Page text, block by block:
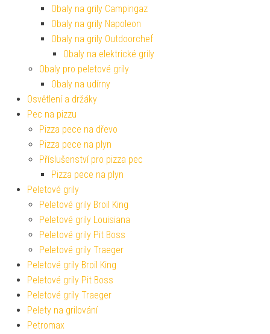
Obaly na grily Campingaz
Obaly na grily Napoleon
Obaly na grily Outdoorchef
Obaly na elektrické grily
Obaly pro peletové grily
Obaly na udírny
Osvětlení a držáky
Pec na pizzu
Pizza pece na dřevo
Pizza pece na plyn
Příslušenství pro pizza pec
Pizza pece na plyn
Peletové grily
Peletové grily Broil King
Peletové grily Louisiana
Peletové grily Pit Boss
Peletové grily Traeger
Peletové grily Broil King
Peletové grily Pit Boss
Peletové grily Traeger
Pelety na grilování
Petromax